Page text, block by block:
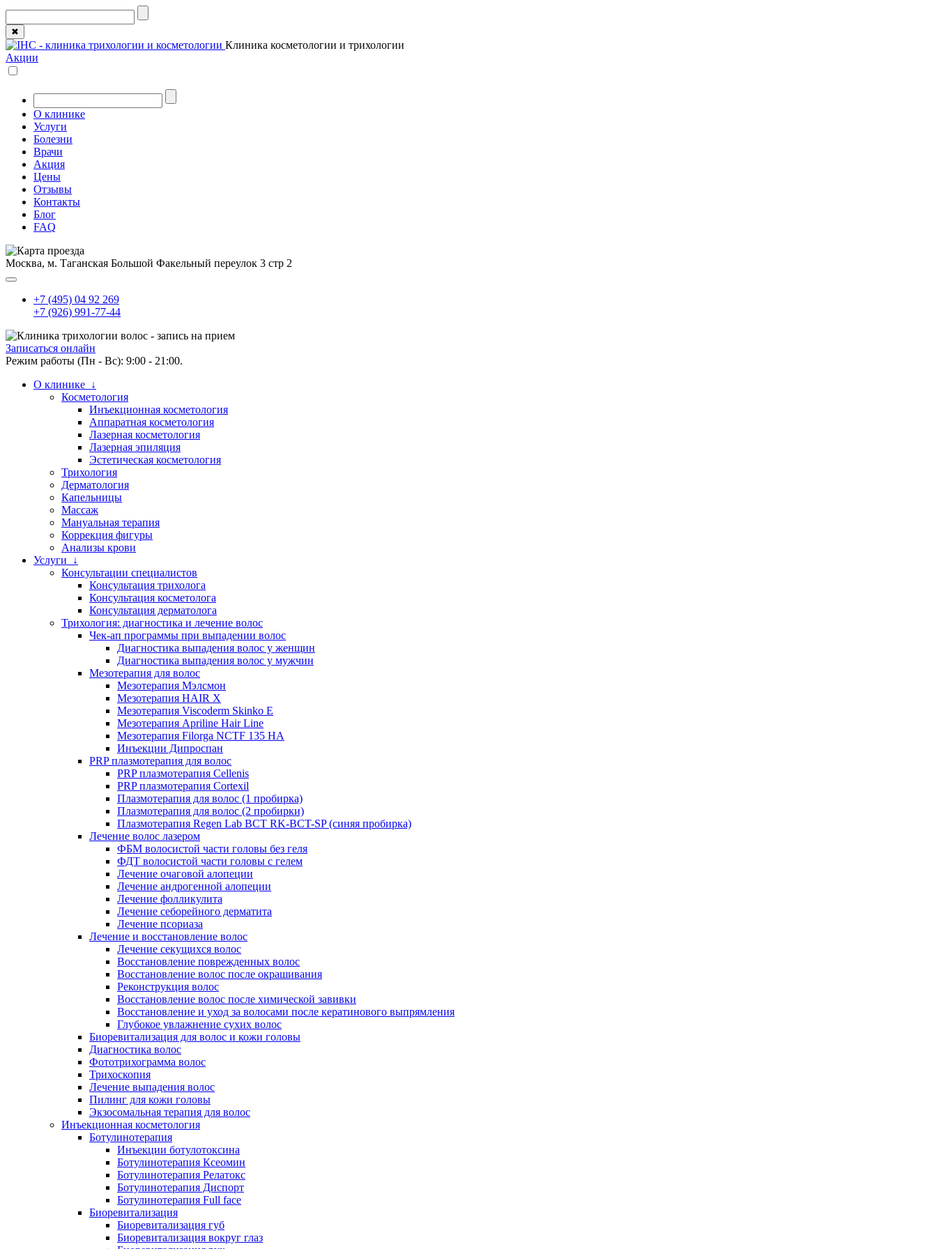
✖
Клиника косметологии и трихологии
Акции
О клинике
Услуги
Болезни
Врачи
Акция
Цены
Отзывы
Контакты
Блог
FAQ
Москва, м. Таганская Большой Факельный переулок 3 стр 2
+7 (495) 04 92 269
+7 (926) 991-77-44
Записаться онлайн
Режим работы (Пн - Вс): 9:00 - 21:00.
О клинике ↓
Косметология
Инъекционная косметология
Аппаратная косметология
Лазерная косметология
Лазерная эпиляция
Эстетическая косметология
Трихология
Дерматология
Капельницы
Массаж
Мануальная терапия
Коррекция фигуры
Анализы крови
Услуги ↓
Консультации специалистов
Консультация трихолога
Консультация косметолога
Консультация дерматолога
Трихология: диагностика и лечение волос
Чек-ап программы при выпадении волос
Диагностика выпадения волос у женщин
Диагностика выпадения волос у мужчин
Мезотерапия для волос
Мезотерапия Мэлсмон
Мезотерапия HAIR X
Мезотерапия Viscoderm Skinko E
Мезотерапия Apriline Hair Line
Мезотерапия Filorga NCTF 135 HA
Инъекции Дипроспан
PRP плазмотерапия для волос
PRP плазмотерапия Cellenis
PRP плазмотерапия Cortexil
Плазмотерапия для волос (1 пробирка)
Плазмотерапия для волос (2 пробирки)
Плазмотерапия Regen Lab BCT RK-BCT-SP (синяя пробирка)
Лечение волос лазером
ФБМ волосистой части головы без геля
ФДТ волосистой части головы с гелем
Лечение очаговой алопеции
Лечение андрогенной алопеции
Лечение фолликулита
Лечение себорейного дерматита
Лечение псориаза
Лечение и восстановление волос
Лечение секущихся волос
Восстановление поврежденных волос
Восстановление волос после окрашивания
Реконструкция волос
Восстановление волос после химической завивки
Восстановление и уход за волосами после кератинового выпрямления
Глубокое увлажнение сухих волос
Биоревитализация для волос и кожи головы
Диагностика волос
Фототрихограмма волос
Трихоскопия
Лечение выпадения волос
Пилинг для кожи головы
Экзосомальная терапия для волос
Инъекционная косметология
Ботулинотерапия
Инъекции ботулотоксина
Ботулинотерапия Ксеомин
Ботулинотерапия Релатокс
Ботулинотерапия Диспорт
Ботулинотерапия Full face
Биоревитализация
Биоревитализация губ
Биоревитализация вокруг глаз